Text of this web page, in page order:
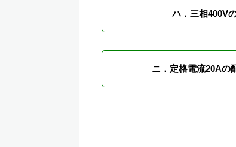
ハ．三相400V
ニ．定格電流20Aの